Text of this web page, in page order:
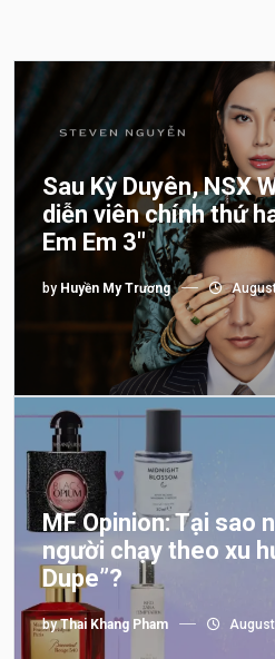
Sau Kỳ Duyên, NSX
diễn viên chính thứ
Em Em 3″
by Huyền My Trương
MF Opinion: Tại sao
người chạy theo xu
Dupe”?
byThai Khang Pham